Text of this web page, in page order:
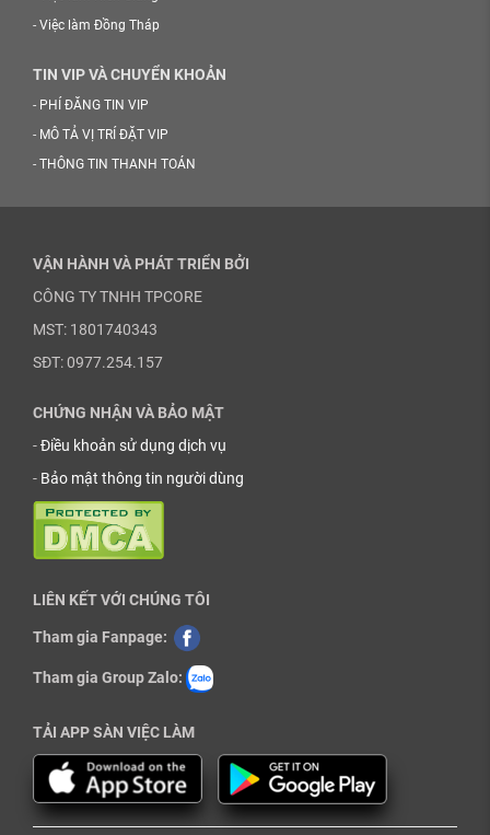
- Việc làm Đồng Tháp
TIN VIP VÀ CHUYỂN KHOẢN
- PHÍ ĐĂNG TIN VIP
- MÔ TẢ VỊ TRÍ ĐẶT VIP
- THÔNG TIN THANH TOÁN
VẬN HÀNH VÀ PHÁT TRIỂN BỞI
CÔNG TY TNHH TPCORE
MST: 1801740343
SĐT: 0977.254.157
CHỨNG NHẬN VÀ BẢO MẬT
-Điều khoản sử dụng dịch vụ
- Bảo mật thông tin người dùng
LIÊN KẾT VỚI CHÚNG TÔI
Tham gia Fanpage:
Tham gia Group Zalo:
TẢI APP SÀN VIỆC LÀM